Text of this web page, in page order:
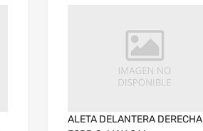
ALETA DELANTERA DERECHA